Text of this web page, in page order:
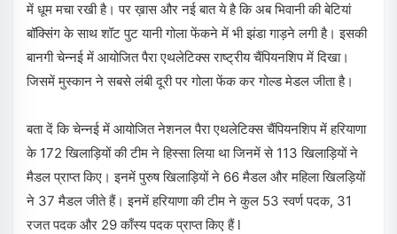
में धूम मचा रखी है। पर ख़ास और नई बात ये है कि अब भिवानी की बेटियां
बॉक्सिंग के साथ शॉट पुट यानी गोला फेंकने में भी झंडा गाड़ने लगी है। इसकी
बानगी चेन्नई में आयोजित पैरा एथलेटिक्स राष्ट्रीय चैंपियनशिप में दिखा।
जिसमें मुस्कान ने सबसे लंबी दूरी पर गोला फेंक कर गोल्ड मेडल जीता है।
बता दें कि चेन्नई में आयोजित नेशनल पैरा एथलेटिक्स चैंपियनशिप में हरियाणा
के 172 खिलाड़ियों की टीम ने हिस्सा लिया था जिनमें से 113 खिलाड़ियों ने
मैडल प्राप्त किए। इनमें पुरुष खिलाड़ियों ने 66 मैडल और महिला खिलड़ियों
ने 37 मैडल जीते हैं। इनमें हरियाणा की टीम ने कुल 53 स्वर्ण पदक, 31
रजत पदक और 29 काँस्य पदक प्राप्त किए हैं l